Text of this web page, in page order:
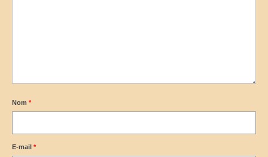
Nom *
E-mail *